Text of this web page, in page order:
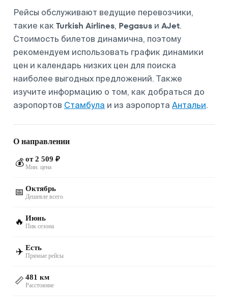
Рейсы обслуживают ведущие перевозчики,
такие как Turkish Airlines, Pegasus и AJet.
Стоимость билетов динамична, поэтому
рекомендуем использовать график динамики
цен и календарь низких цен для поиска
наиболее выгодных предложений. Также
изучите информацию о том, как добраться до
аэропортов Стамбула и из аэропорта Антальи.
О направлении
💰 от 2 509 ₽
Мин. цена
📅 Октябрь
Дешевле всего
🔥 Июнь
Пик сезона
✈️ Есть
Прямые рейсы
📏 481 км
Расстояние